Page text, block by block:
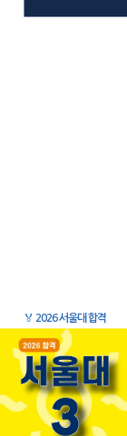
🏅 2026 서울대 합격